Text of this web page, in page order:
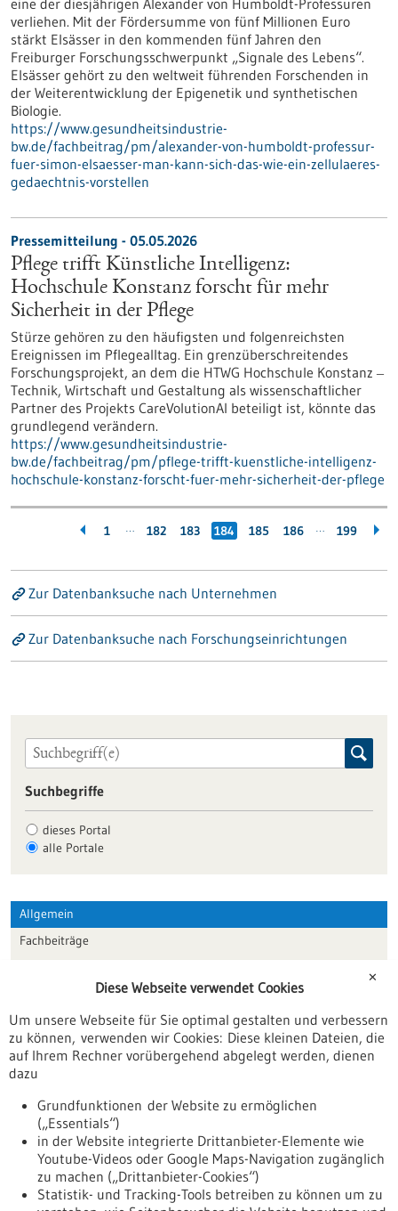
eine der diesjährigen Alexander von Humboldt-Professuren
verliehen. Mit der Fördersumme von fünf Millionen Euro
stärkt Elsässer in den kommenden fünf Jahren den
Freiburger Forschungsschwerpunkt „Signale des Lebens“.
Elsässer gehört zu den weltweit führenden Forschenden in
der Weiterentwicklung der Epigenetik und synthetischen
Biologie.
https://www.gesundheitsindustrie-
bw.de/fachbeitrag/pm/alexander-von-humboldt-professur-
fuer-simon-elsaesser-man-kann-sich-das-wie-ein-zellulaeres-
gedaechtnis-vorstellen
Pressemitteilung - 05.05.2026
Pflege trifft Künstliche Intelligenz:
Hochschule Konstanz forscht für mehr
Sicherheit in der Pflege
Stürze gehören zu den häufigsten und folgenreichsten
Ereignissen im Pflegealltag. Ein grenzüberschreitendes
Forschungsprojekt, an dem die HTWG Hochschule Konstanz ‒
Technik, Wirtschaft und Gestaltung als wissenschaftlicher
Partner des Projekts CareVolutionAI beteiligt ist, könnte das
grundlegend verändern.
https://www.gesundheitsindustrie-
bw.de/fachbeitrag/pm/pflege-trifft-kuenstliche-intelligenz-
hochschule-konstanz-forscht-fuer-mehr-sicherheit-der-pflege
1 … 182 183 184 185 186 … 199
Zur Datenbanksuche nach Unternehmen
Zur Datenbanksuche nach Forschungseinrichtungen
Suchbegriffe
dieses Portal
alle Portale
Allgemein
Fachbeiträge
Veranstaltungen
Erscheinungsdatum
✕
Diese Webseite verwendet Cookies
Um unsere Webseite für Sie optimal gestalten und verbessern
zu können, verwenden wir Cookies: Diese kleinen Dateien, die
auf Ihrem Rechner vorübergehend abgelegt werden, dienen
dazu
Grundfunktionen der Website zu ermöglichen
(„Essentials“)
in der Website integrierte Drittanbieter-Elemente wie
Youtube-Videos oder Google Maps-Navigation zugänglich
zu machen („Drittanbieter-Cookies“)
Statistik- und Tracking-Tools betreiben zu können um zu